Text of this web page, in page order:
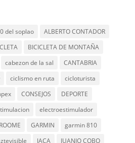
del soplao
ALBERTO CONTADOR
BICICLETA DE MONTAÑA
cabezon de la sal
CANTABRIA
ciclismo en ruta
cicloturista
CONSEJOS
DEPORTE
electroestimulador
GARMIN
garmin 810
JACA JUANJO COBO